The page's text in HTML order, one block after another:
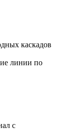
каскадов
линии по
с